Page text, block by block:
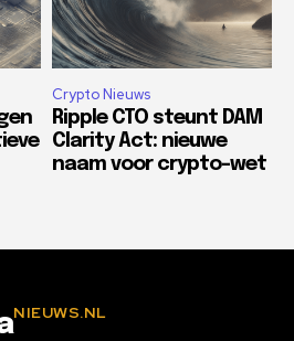
Crypto Nieuws
Ripple CTO steunt DAM
Clarity Act: nieuwe
naam voor crypto-wet
NIEUWS.NL